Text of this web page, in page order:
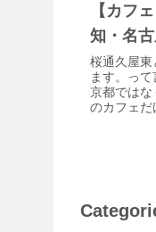
【カフ
知・名古
桜通久屋東
ます。っ
京都ではな
のカフェだ
が、外の